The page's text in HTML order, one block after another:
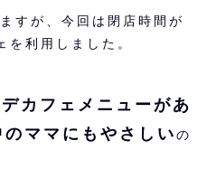
すが、今回は閉店時間が
利用しました。
デカフェメニューがあ
ママにもやさしいの